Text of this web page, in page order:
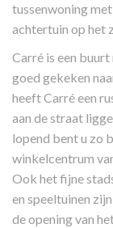
tussenwoning
achtertuin op het
Carré is een
goed gekeken
heeft Carré een
aan de straat
lopend bent u zo
winkelcentrum
Ook het fijne
en speeltuinen
de opening van